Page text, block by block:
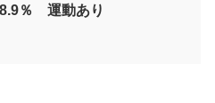
％ 運動あり